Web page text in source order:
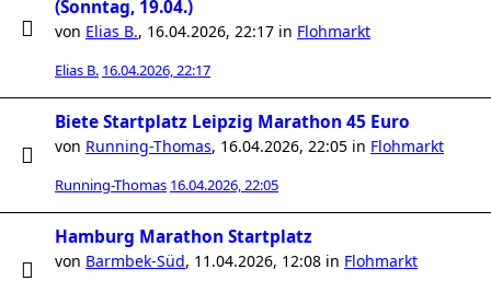
(Sonntag, 19.04.)
von Elias B., 16.04.2026, 22:17 in Flohmarkt
Elias B. 16.04.2026, 22:17
Biete Startplatz Leipzig Marathon 45 Euro
von Running-Thomas, 16.04.2026, 22:05 in Flohmarkt
Running-Thomas 16.04.2026, 22:05
Hamburg Marathon Startplatz
von Barmbek-Süd, 11.04.2026, 12:08 in Flohmarkt